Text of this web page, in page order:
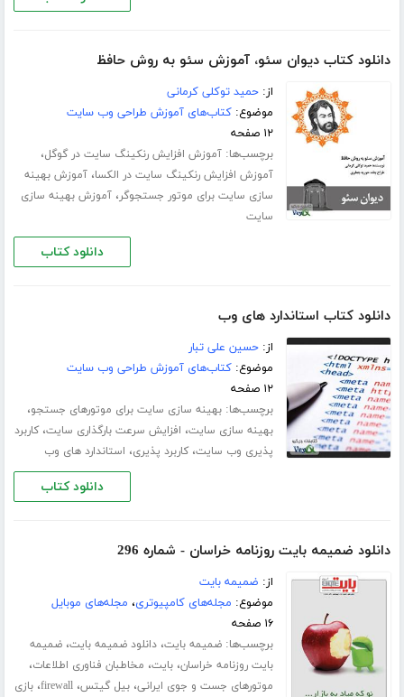
دانلود کتاب دیوان سئو، آموزش سئو به روش حافظ
از:حمید توکلی کرمانی
موضوع:کتاب‌های آموزش طراحی وب سایت
۱۲ صفحه
برچسب‌ها:آموزش افزایش رنکینگ سایت در گوگل،
آموزش افزایش رنکینگ سایت در الکسا،آموزش بهینه
سازی سایت برای موتور جستجوگر،آموزش بهینه سازی
سایت
دانلود کتاب
دانلود کتاب استاندارد های وب
از:حسین علی تبار
موضوع:کتاب‌های آموزش طراحی وب سایت
۱۲ صفحه
برچسب‌ها:بهینه سازی سایت برای موتورهای جستجو،
بهینه سازی سایت، افزایش سرعت بارگذاری سایت،کاربرد
پذیری وب سایت،کاربرد پذیری، استاندارد های وب
دانلود کتاب
دانلود ضمیمه بایت روزنامه خراسان - شماره 296
از: ضمیمه بایت
موضوع: مجله‌های کامپیوتری، مجله‌های موبایل
۱۶ صفحه
برچسب‌ها:ضمیمه بایت،دانلود ضمیمه بایت،ضمیمه
بایت روزنامه خراسان،بایت، مخاطبان فناوری اطلاعات،
موتورهای جست‌ و جوی ایرانی،بیل گیتس،firewall،بازی‌